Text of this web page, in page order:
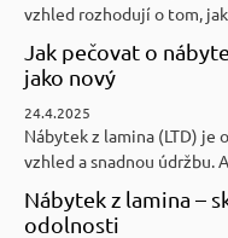
vzhled rozhodují o tom,
Jak pečovat o
jako nový
24.4.2025
Nábytek z lamina (LTD)
vzhled a snadnou údržbu.
Nábytek z lamina –
odolnosti